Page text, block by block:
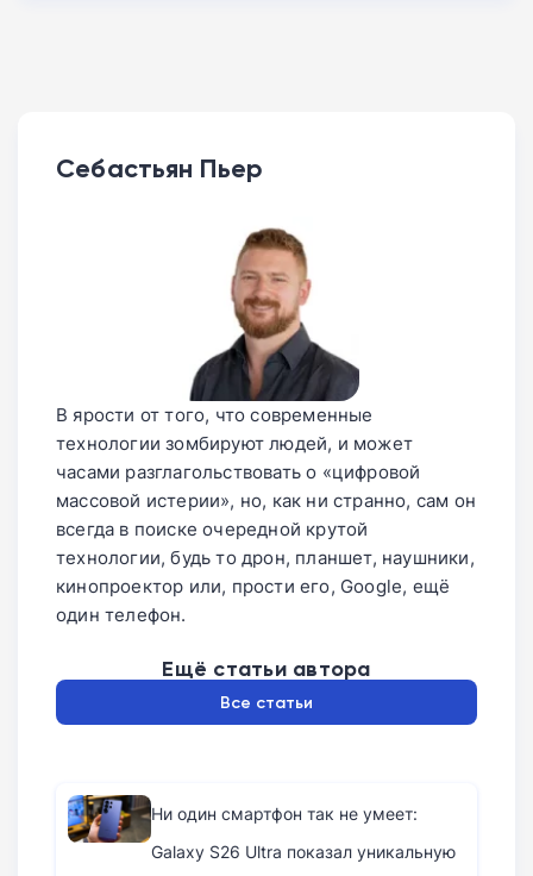
Себастьян Пьер
В ярости от того, что современные
технологии зомбируют людей, и может
часами разглагольствовать о «цифровой
массовой истерии», но, как ни странно, сам он
всегда в поиске очередной крутой
технологии, будь то дрон, планшет, наушники,
кинопроектор или, прости его, Google, ещё
один телефон.
Ещё статьи автора
Все статьи
Ни один смартфон так не умеет:
Galaxy S26 Ultra показал уникальную